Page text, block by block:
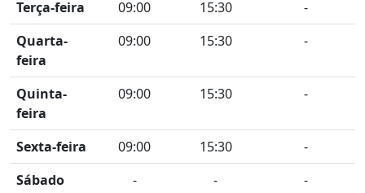
Terça-feira 09:00 15:30
-
Quarta-
feira
09:00 15:30 -
Quinta-
feira
09:00 15:30 -
Sexta-feira 09:00 15:30
-
Sábado
- -
-